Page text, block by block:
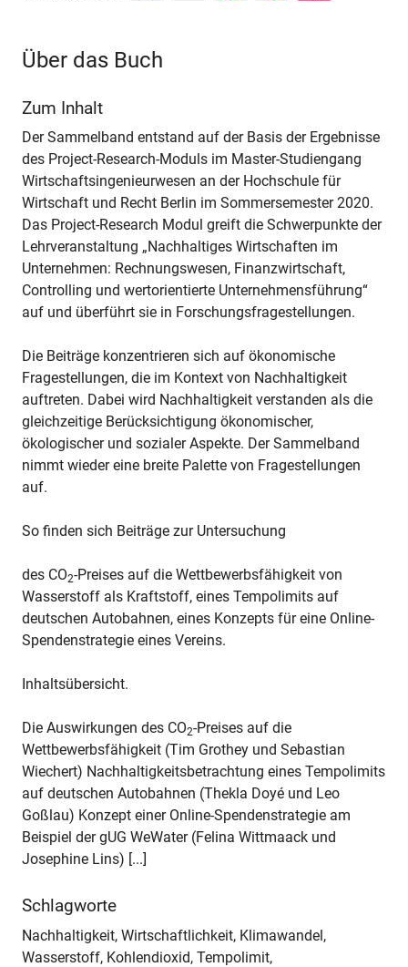
Über das Buch
Zum Inhalt
Der Sammelband entstand auf der Basis der Ergebnisse
des Project-Research-Moduls im Master-Studiengang
Wirtschaftsingenieurwesen an der Hochschule für
Wirtschaft und Recht Berlin im Sommersemester 2020.
Das Project-Research Modul greift die Schwerpunkte der
Lehrveranstaltung „Nachhaltiges Wirtschaften im
Unternehmen: Rechnungswesen, Finanzwirtschaft,
Controlling und wertorientierte Unternehmensführung“
auf und überführt sie in Forschungsfragestellungen.
Die Beiträge konzentrieren sich auf ökonomische
Fragestellungen, die im Kontext von Nachhaltigkeit
auftreten. Dabei wird Nachhaltigkeit verstanden als die
gleichzeitige Berücksichtigung ökonomischer,
ökologischer und sozialer Aspekte. Der Sammelband
nimmt wieder eine breite Palette von Fragestellungen
auf.
So finden sich Beiträge zur Untersuchung
des CO2-Preises auf die Wettbewerbsfähigkeit von
Wasserstoff als Kraftstoff, eines Tempolimits auf
deutschen Autobahnen, eines Konzepts für eine Online-
Spendenstrategie eines Vereins.
Inhaltsübersicht.
Die Auswirkungen des CO2-Preises auf die
Wettbewerbsfähigkeit (Tim Grothey und Sebastian
Wiechert) Nachhaltigkeitsbetrachtung eines Tempolimits
auf deutschen Autobahnen (Thekla Doyé und Leo
Goßlau) Konzept einer Online-Spendenstrategie am
Beispiel der gUG WeWater (Felina Wittmaack und
Josephine Lins) [...]
Schlagworte
Nachhaltigkeit, Wirtschaftlichkeit, Klimawandel,
Wasserstoff, Kohlendioxid, Tempolimit,